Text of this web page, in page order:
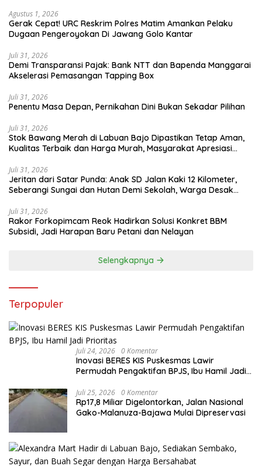
Agustus 1, 2026
Gerak Cepat! URC Reskrim Polres Matim Amankan Pelaku
Dugaan Pengeroyokan Di Jawang Golo Kantar
Juli 31, 2026
​Demi Transparansi Pajak: Bank NTT dan Bapenda Manggarai
Akselerasi Pemasangan Tapping Box
Juli 31, 2026
Penentu Masa Depan, Pernikahan Dini Bukan Sekadar Pilihan
Juli 31, 2026
Stok Bawang Merah di Labuan Bajo Dipastikan Tetap Aman,
Kualitas Terbaik dan Harga Murah, Masyarakat Apresiasi
Juli 31, 2026
Jeritan dari Satar Punda: Anak SD Jalan Kaki 12 Kilometer,
Seberangi Sungai dan Hutan Demi Sekolah, Warga Desak
Juli 31, 2026
Rakor Forkopimcam Reok Hadirkan Solusi Konkret BBM
Subsidi, Jadi Harapan Baru Petani dan Nelayan
Selengkapnya
Terpopuler
Juli 24, 2026 0 Komentar
Inovasi BERES KIS Puskesmas Lawir
Permudah Pengaktifan BPJS, Ibu Hamil Jadi
Juli 25, 2026 0 Komentar
Rp17,8 Miliar Digelontorkan, Jalan Nasional
Gako-Malanuza-Bajawa Mulai Dipreservasi